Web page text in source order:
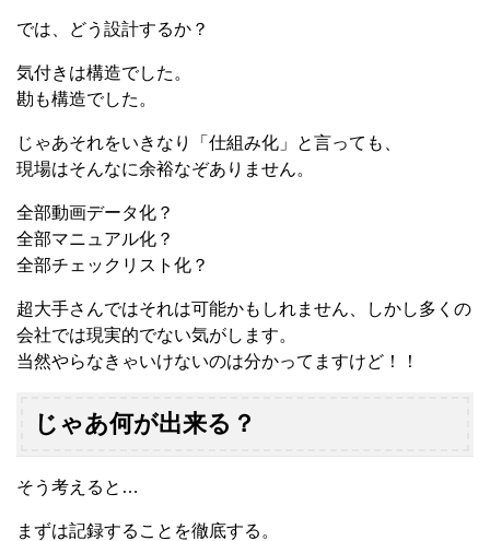
では、どう設計するか？
気付きは構造でした。
勘も構造でした。
じゃあそれをいきなり「仕組み化」と言っても、
現場はそんなに余裕なぞありません。
全部動画データ化？
全部マニュアル化？
全部チェックリスト化？
超大手さんではそれは可能かもしれません、しかし多くの
会社では現実的でない気がします。
当然やらなきゃいけないのは分かってますけど！！
じゃあ何が出来る？
そう考えると…
まずは記録することを徹底する。